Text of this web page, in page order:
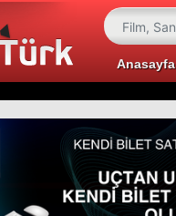
Anasayfa